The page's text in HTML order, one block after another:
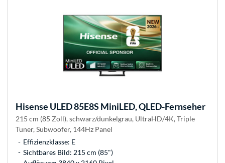
Hisense ULED 85E8S MiniLED, QLED-Fernseher
215 cm (85 Zoll), schwarz/dunkelgrau, UltraHD/4K, Triple
Tuner, Subwoofer, 144Hz Panel
Effizienzklasse: E
Sichtbares Bild: 215 cm (85")